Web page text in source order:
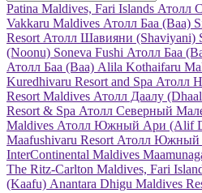
Patina Maldives, Fari Islands Атолл
Vakkaru Maldives Атолл Баа (Baa)
Resort Атолл Шавияни (Shaviyani)
(Noonu) Soneva Fushi Атолл Баа
Атолл Баа (Baa) Alila Kothaifaru
Kuredhivaru Resort and Spa Атолл
Resort Maldives Атолл Даалу
Resort & Spa Атолл Северный
Maldives Атолл Южный Ари (Alif
Maafushivaru Resort Атолл Южный
InterContinental Maldives
The Ritz-Carlton Maldives, Fari
(Kaafu) Anantara Dhigu Maldives